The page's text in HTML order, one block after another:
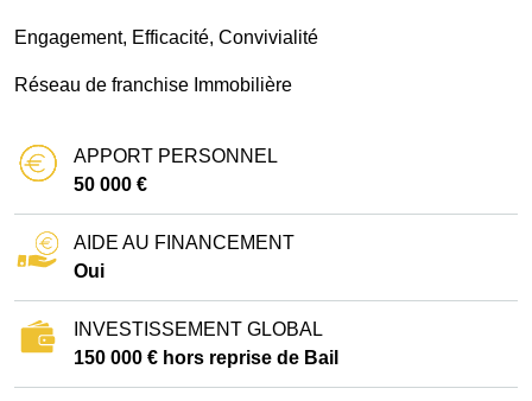
Engagement, Efficacité, Convivialité
Réseau de franchise Immobilière
APPORT PERSONNEL
50 000 €
AIDE AU FINANCEMENT
Oui
INVESTISSEMENT GLOBAL
150 000 € hors reprise de Bail